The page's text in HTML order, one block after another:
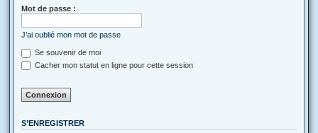
Mot de passe :
J’ai oublié mon mot de passe
Se souvenir de moi
Cacher mon statut en ligne pour cette session
S’ENREGISTRER